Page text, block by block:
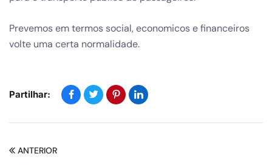
Prevemos em termos social, economicos e financeiros
volte uma certa normalidade.
Partilhar:
ANTERIOR